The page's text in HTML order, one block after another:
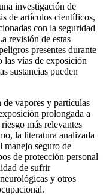
investigación de
de artículos científicos,
con la seguridad
revisión de estas
presentes durante
las vías de exposición
sustancias pueden
vapores y partículas
prolongada a
más relevantes
la literatura analizada
manejo seguro de
de protección personal
de sufrir
y otros